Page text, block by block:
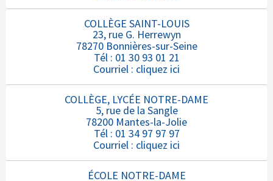
COLLÈGE SAINT-LOUIS
23, rue G. Herrewyn
78270 Bonnières-sur-Seine
Tél : 01 30 93 01 21
Courriel : cliquez ici
COLLÈGE, LYCÉE NOTRE-DAME
5, rue de la Sangle
78200 Mantes-la-Jolie
Tél : 01 34 97 97 97
Courriel : cliquez ici
ÉCOLE NOTRE-DAME